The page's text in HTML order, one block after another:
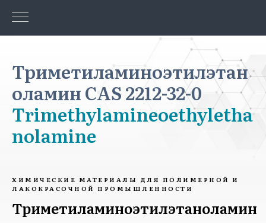
Триметиламиноэтилэтан
оламин CAS 2212-32-0
Trimethylamineoethyletha
nolamine
ХИМИЧЕСКИЕ МАТЕРИАЛЫ ДЛЯ ПОЛИМЕРНОЙ И
ЛАКОКРАСОЧНОЙ ПРОМЫШЛЕННОСТИ
Триметиламиноэтилэтаноламин